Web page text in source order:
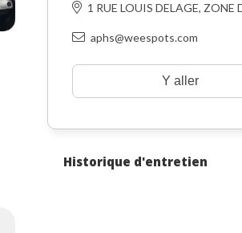
1 RUE LOUIS DELAGE, ZONE
aphs@weespots.com
Y aller
Historique d'entretien